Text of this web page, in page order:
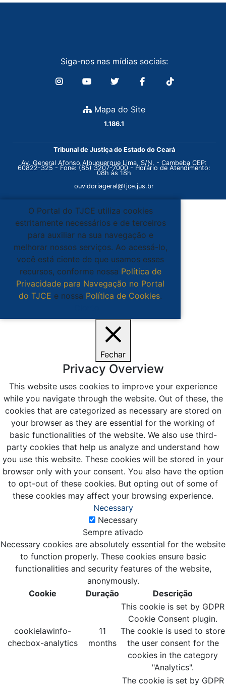
Siga-nos nas mídias sociais:
Mapa do Site
1.186.1
Tribunal de Justiça do Estado do Ceará
Av. General Afonso Albuquerque Lima, S/N. - Cambeba CEP:
60822-325 - Fone: (85) 3207-7000 - Horário de Atendimento:
08h às 18h
ouvidoriageral@tjce.jus.br
O Portal do TJCE utiliza cookies
estritamente necessários e de terceiros
para auxiliar na sua navegação e
melhorar nossos serviços. Ao acessá-lo,
você está ciente de que usamos esses
recursos, conforme nossa Política de
Privacidade para Navegação no Portal
do TJCE e nossa Política de Cookies.
Fechar
Privacy Overview
This website uses cookies to improve your experience
while you navigate through the website. Out of these, the
cookies that are categorized as necessary are stored on
your browser as they are essential for the working of
basic functionalities of the website. We also use third-
party cookies that help us analyze and understand how
you use this website. These cookies will be stored in your
browser only with your consent. You also have the option
to opt-out of these cookies. But opting out of some of
these cookies may affect your browsing experience.
Necessary
Necessary
Sempre ativado
Necessary cookies are absolutely essential for the website
to function properly. These cookies ensure basic
functionalities and security features of the website,
anonymously.
Cookie
Duração Descrição
cookielawinfo-
checbox-analytics
11
months
This cookie is set by GDPR
Cookie Consent plugin.
The cookie is used to store
the user consent for the
cookies in the category
"Analytics".
The cookie is set by GDPR